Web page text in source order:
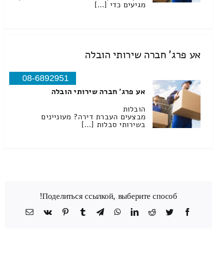
מגיעים כדי […]
אע פרג' חברה שירותי הובלה
08-6892951
אע פרג' חברה שירותי הובלה
הובלות
מבצעים העברת דירה? מעוניינים
בשירותי סבלות […]
Поделиться ссылкой, выберите способ!
Facebook
Twitter
Reddit
LinkedIn
WhatsApp
Telegram
Tumblr
Pinterest
Vk
כתובת